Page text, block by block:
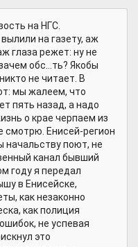
на НГС.
на газету, аж
глаза режет: ну не
обс...ть? Якобы
не читает. В
мы жалеем, что
пять назад, а надо
о крае черпаем из
смотрю. Енисей-регион
поют, не
канал бывший
году я передал
в Енисейске,
как незаконно
как полиция
не успевая
это